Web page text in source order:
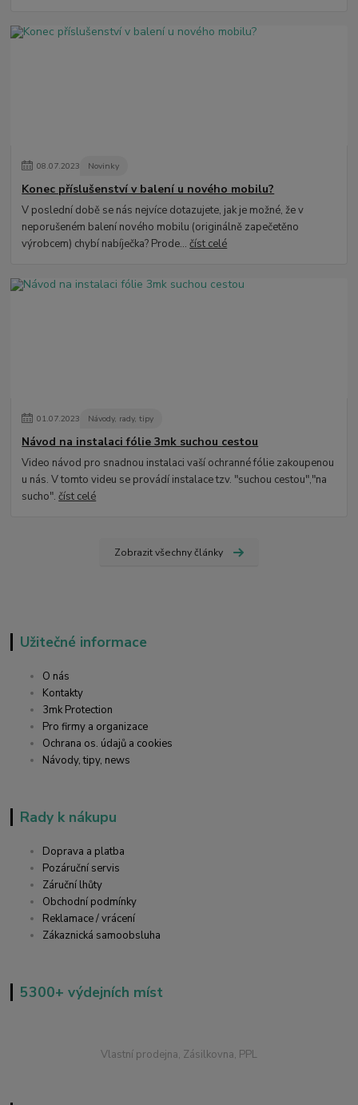
08.07.2023 Novinky
Konec příslušenství v balení u nového mobilu?
V poslední době se nás nejvíce dotazujete, jak je možné, že v
neporušeném balení nového mobilu (originálně zapečetěno
výrobcem) chybí nabíječka? Prode...číst celé
01.07.2023 Návody, rady, tipy
Návod na instalaci fólie 3mk suchou cestou
Video návod pro snadnou instalaci vaší ochranné fólie zakoupenou
u nás. V tomto videu se provádí instalace tzv. "suchou cestou","na
sucho".číst celé
Zobrazit všechny články
Užitečné informace
O nás
Kontakty
3mk Protection
Pro firmy a organizace
Ochrana os. údajů a cookies
Návody, tipy, news
Rady k nákupu
Doprava a platba
Pozáruční servis
Záruční lhůty
Obchodní podmínky
Reklamace / vrácení
Zákaznická samoobsluha
5300+ výdejních míst
Vlastní prodejna, Zásilkovna, PPL